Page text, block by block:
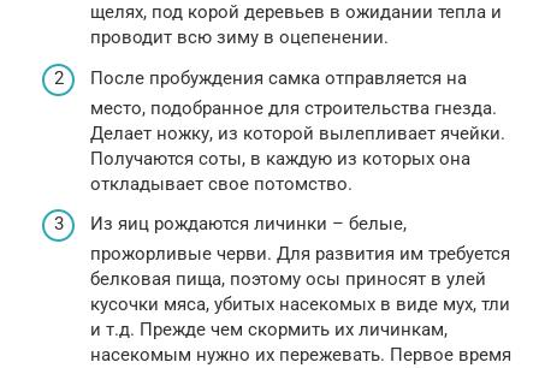
щелях, под корой деревьев в ожидании тепла и
проводит всю зиму в оцепенении.
После пробуждения самка отправляется на
место, подобранное для строительства гнезда.
Делает ножку, из которой вылепливает ячейки.
Получаются соты, в каждую из которых она
откладывает свое потомство.
Из яиц рождаются личинки – белые,
прожорливые черви. Для развития им требуется
белковая пища, поэтому осы приносят в улей
кусочки мяса, убитых насекомых в виде мух, тли
и т.д. Прежде чем скормить их личинкам,
насекомым нужно их пережевать. Первое время